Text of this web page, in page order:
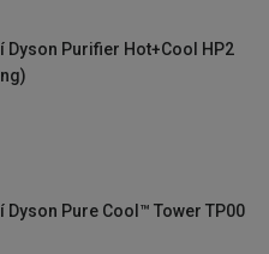
Dyson Purifier Hot+Cool HP2
Dyson Pure Cool™ Tower TP00